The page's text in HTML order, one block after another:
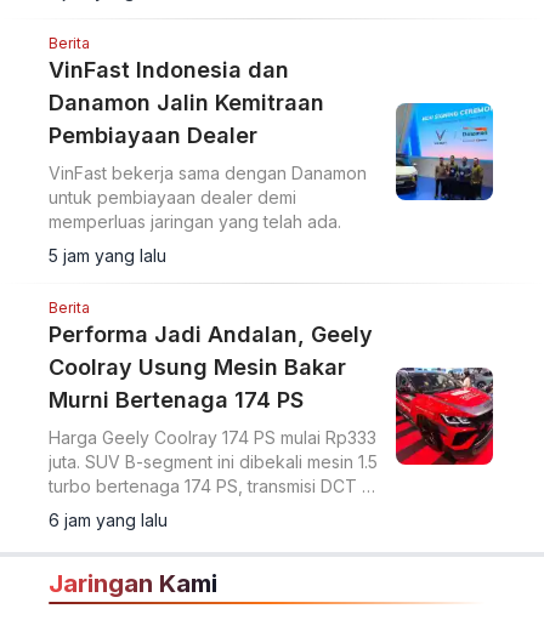
usaha bergerak di ajang GIIAS 2026.
Berita
VinFast Indonesia dan
Danamon Jalin Kemitraan
Pembiayaan Dealer
VinFast bekerja sama dengan Danamon
untuk pembiayaan dealer demi
memperluas jaringan yang telah ada.
5 jam yang lalu
Berita
Performa Jadi Andalan, Geely
Coolray Usung Mesin Bakar
Murni Bertenaga 174 PS
Harga Geely Coolray 174 PS mulai Rp333
juta. SUV B-segment ini dibekali mesin 1.5
turbo bertenaga 174 PS, transmisi DCT 7
percepatan, akselerasi 0-100 km/jam
dalam 7,6 detik, serta ADAS Level 2.
6 jam yang lalu
Jaringan Kami